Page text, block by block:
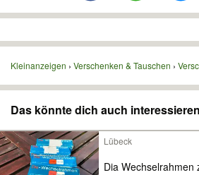
Kleinanzeigen Verschenken & Tauschen
Das könnte dich auch interessieren
Lübeck
Dia Wechselrahmen